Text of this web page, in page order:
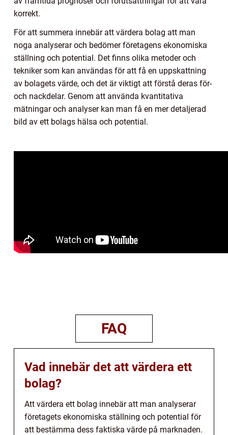
korrekt.
För att summera innebär att värdera bolag att man
noga analyserar och bedömer företagens ekonomiska
ställning och potential. Det finns olika metoder och
tekniker som kan användas för att få en uppskattning
av bolagets värde, och det är viktigt att förstå deras för-
och nackdelar. Genom att använda kvantitativa
mätningar och analyser kan man få en mer detaljerad
bild av ett bolags hälsa och potential.
FAQ
Vad innebär det att värdera ett
bolag?
Att värdera ett bolag innebär att man analyserar
företagets ekonomiska ställning och potential för
att bestämma dess faktiska värde på marknaden.